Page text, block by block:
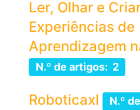
Ler, Olhar e
Experiências de
Aprendizagem
N.º de artigos: 2
Roboticaxl N.º